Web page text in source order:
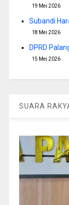
19 Mei 2026
Subandi
18 Mei 2026
DPRD
15 Mei 2026
SUARA